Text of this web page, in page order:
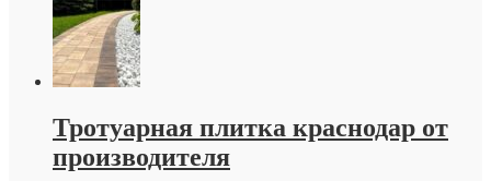
Тротуарная плитка краснодар от
производителя